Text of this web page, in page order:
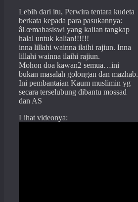
Lebih dari itu, Perwira tentara kudeta
berkata kepada para pasukannya:
â€œmahasiswi yang kalian tangkap
halal untuk kalian!!!!!!
inna lillahi wainna ilaihi rajiun. Inna
lillahi wainna ilaihi rajiun.
Mohon doa kawan2 semua…ini
bukan masalah golongan dan mazhab.
Ini pembantaian Kaum muslimin yg
secara terselubung dibantu mossad
dan AS
Lihat videonya: